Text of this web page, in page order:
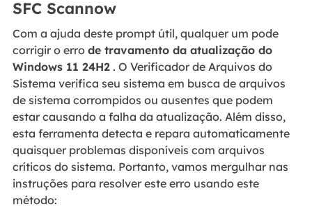
SFC Scannow
Com a ajuda deste prompt útil, qualquer um pode
corrigir o erro de travamento da atualização do
Windows 11 24H2. O Verificador de Arquivos do
Sistema verifica seu sistema em busca de arquivos
de sistema corrompidos ou ausentes que podem
estar causando a falha da atualização. Além disso,
esta ferramenta detecta e repara automaticamente
quaisquer problemas disponíveis com arquivos
críticos do sistema. Portanto, vamos mergulhar nas
instruções para resolver este erro usando este
método: